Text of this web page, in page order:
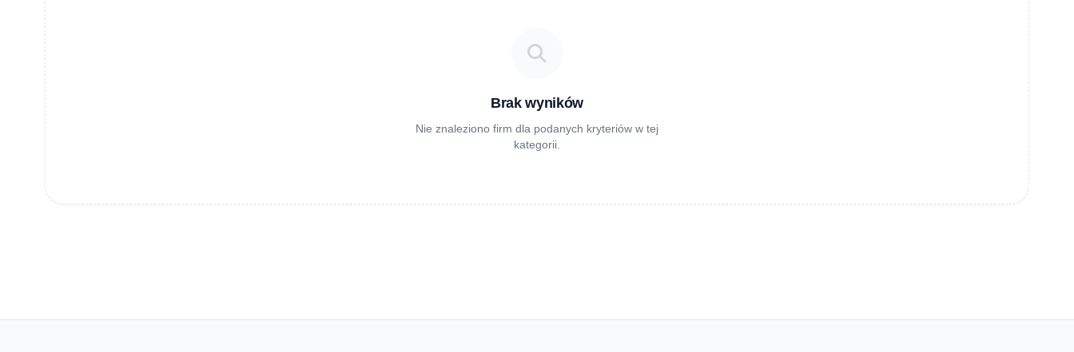
Brak wyników
Nie znaleziono firm dla podanych kryteriów w tej
kategorii.